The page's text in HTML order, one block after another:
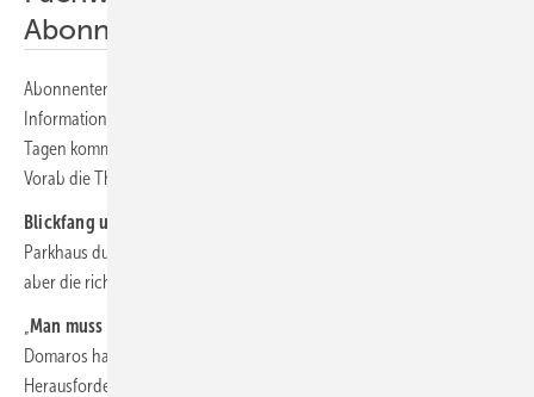
Abonnenten sind im Vorteil
Abonnenten sind bei uns im Vorteil: Sie erhalten nutzwertige
Informationen für ihr Solargeschäft aus erster Hand. In wenigen
Tagen kommt das neue Themenheft „E-Mobilität“ auf ihren Tisch.
Vorab die Themen im Überblick:
Blickfang und Lärmschutz:
Parkhaus durch Solarmodule aufgewertet. Die Planung war komplex,
aber die richtigen Leute trafen sich.
Man muss Kompromisse machen“:
Domaros hat die spektakuläre Fassade entworfen. Welche
Herausforderungen waren zu bewältigen?